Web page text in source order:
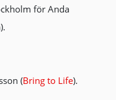
för Anda
(Bring to Life).